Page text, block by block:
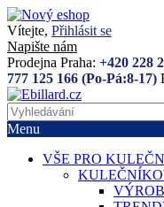
Vítejte, Přihlásit se
Napište nám
Prodejna Praha: +420 228
777 125 166 (Po-Pá:8-17)
Menu
VŠE PRO